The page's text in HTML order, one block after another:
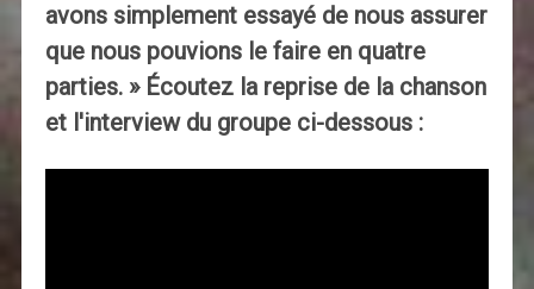
avons simplement essayé de nous assurer
que nous pouvions le faire en quatre
parties. » Écoutez la reprise de la chanson
et l'interview du groupe ci-dessous :